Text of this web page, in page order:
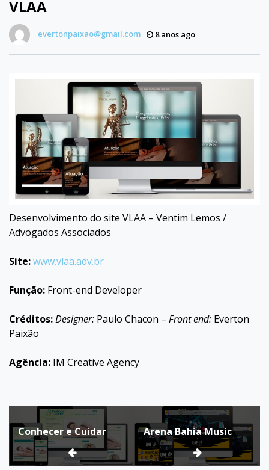
VLAA
evertonpaixao@gmail.com 8 anos ago
Desenvolvimento do site VLAA – Ventim Lemos /
Advogados Associados
Site:www.vlaa.adv.br
Função: Front-end Developer
Créditos:Designer: Paulo Chacon – Front end: Everton
Paixão
Agência: IM Creative Agency
Navegação
de
Post
Conhecer e Cuidar Arena Bahia Music